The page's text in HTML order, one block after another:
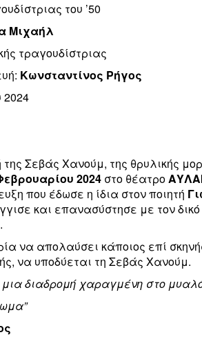
του ’50
Μιχαήλ
τραγουδίστριας
Κωνσταντίνος Ρήγος
Σεβάς Χανούμ, της θρυλικής
2024 στο θέατρο
που έδωσε η ίδια στον ποιητή
και επανασύστησε με τον δικό
να απολαύσει κάποιος επί
να υποδύεται τη Σεβάς Χανούμ.
μια διαδρομή χαραγμένη στο